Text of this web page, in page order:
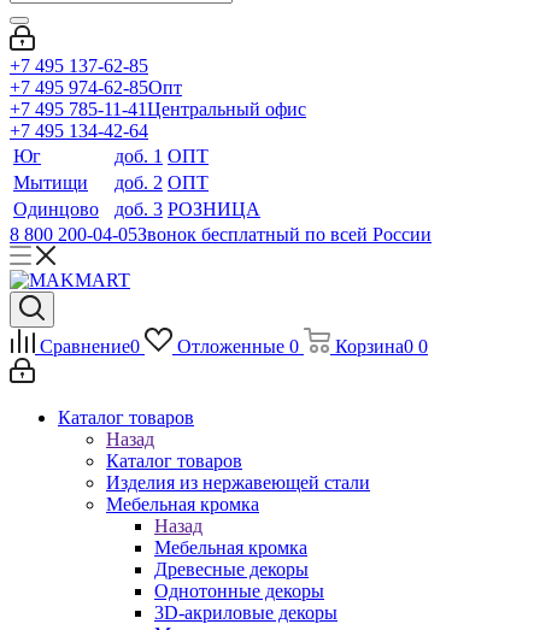
+7 495 137-62-85
+7 495 974-62-85Опт
+7 495 785-11-41Центральный офис
+7 495 134-42-64
Юг
доб. 1 ОПТ
Мытищи
доб. 2 ОПТ
Одинцово
доб. 3 РОЗНИЦА
8 800 200-04-05Звонок бесплатный по всей России
Сравнение0 Отложенные 0 Корзина0 0
Каталог товаров
Назад
Каталог товаров
Изделия из нержавеющей стали
Мебельная кромка
Назад
Мебельная кромка
Древесные декоры
Однотонные декоры
3D-акриловые декоры